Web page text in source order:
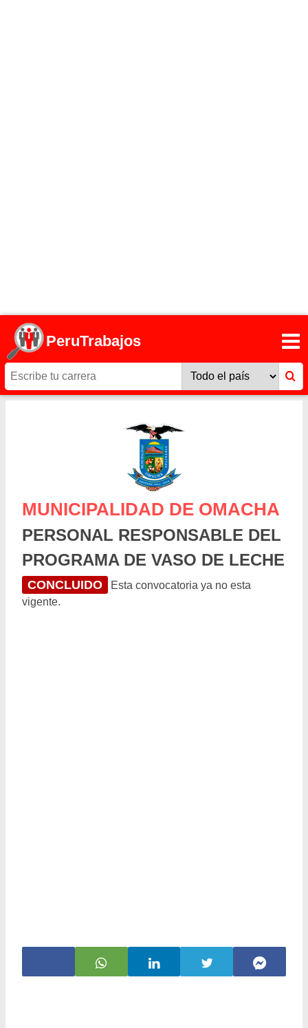
PeruTrabajos
MUNICIPALIDAD DE OMACHA
PERSONAL RESPONSABLE DEL
PROGRAMA DE VASO DE LECHE
CONCLUIDO
Esta convocatoria ya no esta
vigente.